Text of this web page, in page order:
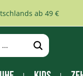
ab 49 €